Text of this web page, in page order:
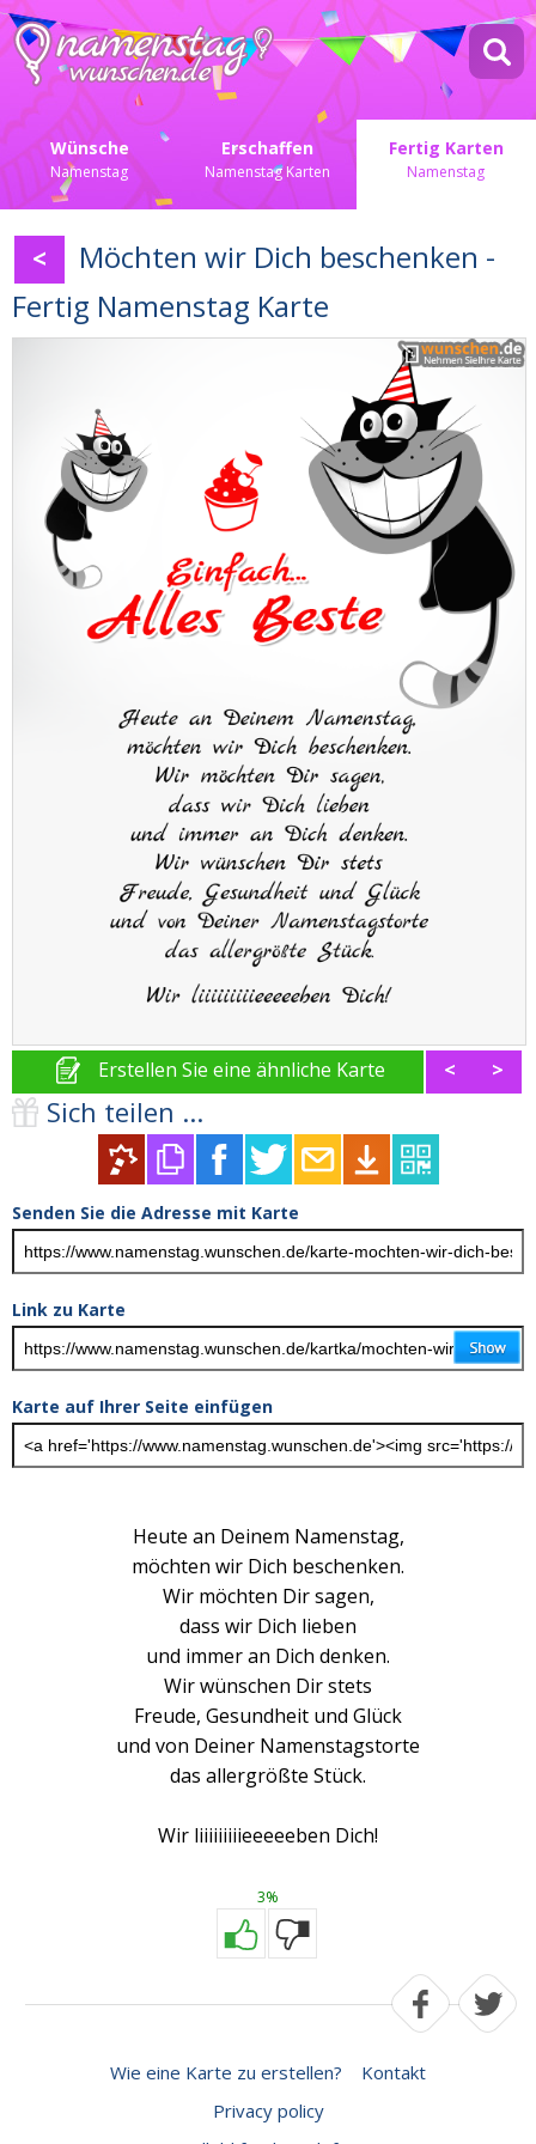
Wünsche
Namenstag
Erschaffen
Namenstag Karten
Fertig Karten
Namenstag
<
Möchten wir Dich beschenken -
Fertig Namenstag Karte
Erstellen Sie eine ähnliche Karte < >
Sich teilen ...
Senden Sie die Adresse mit Karte
Link zu Karte
Karte auf Ihrer Seite einfügen
Heute an Deinem Namenstag,
möchten wir Dich beschenken.
Wir möchten Dir sagen,
dass wir Dich lieben
und immer an Dich denken.
Wir wünschen Dir stets
Freude, Gesundheit und Glück
und von Deiner Namenstagstorte
das allergrößte Stück.
Wir liiiiiiiiieeeeeben Dich!
3%
Wie eine Karte zu erstellen?
Kontakt
Privacy policy